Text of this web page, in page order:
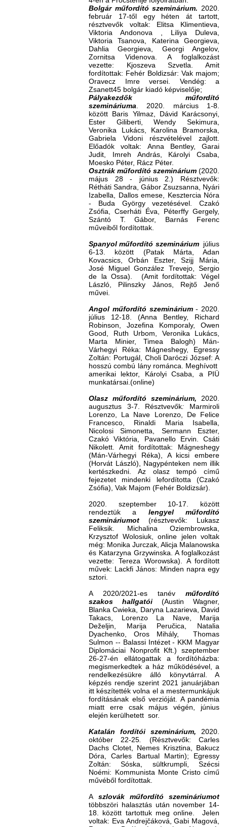
Bolgár műfordító szeminárium. 2020.
február 17-től egy héten át tartott,
résztvevők voltak: Elitsa Klimentieva,
Viktoria Andonova , Liliya Duleva,
Viktoria Tsanova, Katerina Georgieva,
Dahlia Georgieva, Georgi Angelov,
Zornitsa Videnova. A foglalkozást
vezette: Kjoszeva Szvetla. Amit
fordítottak: Fehér Boldizsár: Vak majom;
Oravecz Imre versei. Vendég: a
Zsanett45 bolgár kiadó képviselője;
Pályakezdők műfordító
szemináriuma . 2020. március 1-8.
között Baris Yilmaz, Dávid Karácsonyi,
Ester Giliberti, Wendy Sekimura,
Veronika Lukács, Karolina Bramorska,
Gabriela Vidoni részvételével zajlott.
Előadók voltak: Anna Bentley, Garai
Judit, Imreh András, Károlyi Csaba,
Moesko Péter, Rácz Péter.
Osztrák műfordító szeminárium (2020.
május 28 - június 2.) Résztvevők:
Rétháti Sandra, Gábor Zsuzsanna, Nyári
Izabella, Dallos emese, Kesztercia Nóra
- Buda György vezetésével. Czakó
Zsófia, Cserháti Éva, Péterffy Gergely,
Szántó T. Gábor, Barnás Ferenc
műveiből fordítottak.
Spanyol műfordító szemináriumjúlius
6-13. között (Patak Márta, Adan
Kovacsics, Orbán Eszter, Szijj Mária,
José Miguel González Trevejo, Sergio
de la Ossa). (Amit fordítottak: Végel
László, Pilinszky János, Rejtő Jenő
művei.
Angol műfordító szeminárium- 2020.
július 12-18. (Anna Bentley, Richard
Robinson, Jozefina Komporaly, Owen
Good, Ruth Urbom, Veronika Lukács,
Marta Minier, Timea Balogh) Mán-
Várhegyi Réka: Mágneshegy, Egressy
Zoltán: Portugál, Choli Daróczi József: A
hosszú combú lány románca. Meghívott
amerikai lektor, Károlyi Csaba, a PIÜ
munkatársai.(online)
Olasz műfordító szeminárium, 2020.
augusztus 3-7. Résztvevők: Marmiroli
Lorenzo, La Nave Lorenzo, De Felice
Francesco, Rinaldi Maria Isabella,
Nicolosi Simonetta, Sermann Eszter,
Czakó Viktória, Pavanello Ervin. Csáti
Nikolett. Amit fordítottak: Mágneshegy
(Mán-Várhegyi Réka), A kicsi embere
(Horvát László), Nagypénteken nem illik
kertészkedni. Az olasz tempó című
fejezetet mindenki lefordította (Czakó
Zsófia), Vak Majom (Fehér Boldizsár).
2020. szeptember 10-17. között
rendeztük a lengyel műfordító
szemináriumot
(résztvevők: Lukasz
Feliksik. Michalina Oziembrowska,
Krzysztof Wolosiuk, online jelen voltak
még: Monika Jurczak, Alicja Malanowska
és Katarzyna Grzywinska. A foglalkozást
vezette: Tereza Worowska). A fordított
művek: Lackfi János: Minden napra egy
sztori.
A 2020/2021-es tanév műfordító
szakos hallgatói (Austin Wagner,
Blanka Cwieka, Daryna Lazarieva, David
Takacs, Lorenzo La Nave, Marija
Deželjin, Marija Peručica, Natalia
Dyachenko, Oros Mihály, Thomas
Sulmon -- Balassi Intézet - KKM Magyar
Diplomáciai Nonprofit Kft.) szeptember
26-27-én ellátogattak a fordítóházba:
megismerkedtek a ház működésével, a
rendelkezésükre álló könyvtárral. A
képzés rendje szerint 2021 januárjában
itt készítették volna el a mestermunkájuk
fordításának első verzióját. A pandémia
miatt erre csak május végén, június
elején kerülhetett sor.
Katalán fordítói szeminárium,
2020.
október 22-25
(Résztvevők: Carles
Dachs Clotet, Nemes Krisztina, Bakucz
Dóra, Carles Bartual Martin); Egressy
Zoltán: Sóska, sültkrumpli, Szécsi
Noémi: Kommunista Monte Cristo című
művéből fordítottak.
A
szlovák műfordító szemináriumot
többszöri halasztás után november 14-
18. között tartottuk meg online.
Jelen
voltak: Eva Andrejčáková, Gabi Magová,